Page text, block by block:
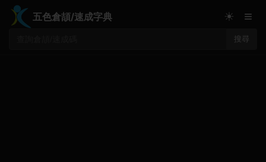
五色倉頡/速成字典
搜尋
☀ ≡